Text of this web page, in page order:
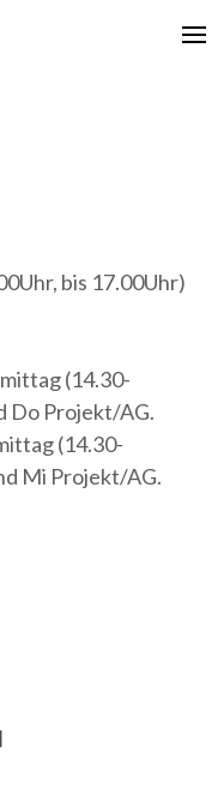
bis 17.00Uhr)
(14.30-
Do Projekt/AG.
(14.30-
Mi Projekt/AG.